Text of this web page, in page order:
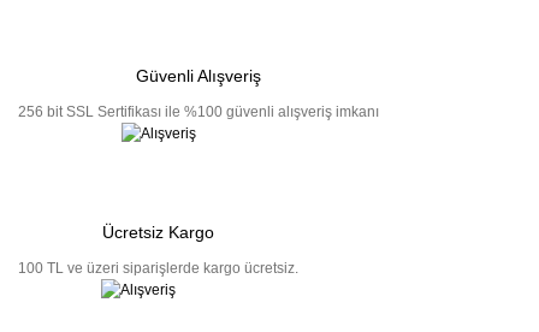
Güvenli Alışveriş
256 bit SSL Sertifikası ile %100 güvenli alışveriş imkanı
Ücretsiz Kargo
100 TL ve üzeri siparişlerde kargo ücretsiz.